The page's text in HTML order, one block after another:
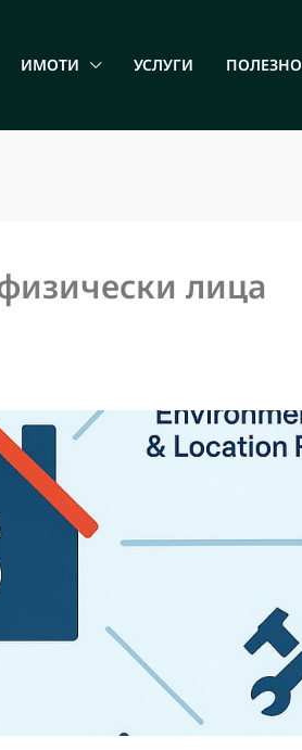
ИМОТИ УСЛУГИ ПОЛЕЗНО
лица